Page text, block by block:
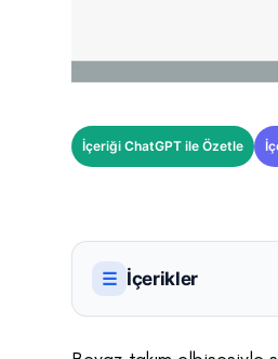
İçeriği ChatGPT ile Özetle
☰ İçerikler